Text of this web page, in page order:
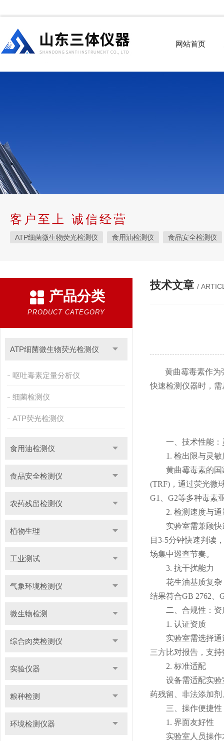
网站首页
客户至上 诚信经营
ATP细菌微生物荧光检测仪 食用油检测仪 食品安全检测仪
产品分类
PRODUCT CATEGORY
ATP细菌微生物荧光检测仪
呕吐毒素定量分析仪
细菌检测仪
ATP荧光检测仪
食用油检测仪
食品安全检测仪
农药残留检测仪
植物生理
工业测试
气象环境检测仪
微生物检测
综合肉类检测仪
实验仪器
粮种检测
环境检测仪器
技术文章 /
黄曲霉毒素作为
快速检测仪器时，
一、技术性能：
1. 检出限与灵敏
黄曲霉毒素的国家
(TRF)，通过荧光微
G1、G2等多种毒素
2. 检测速度与通
实验室需兼顾快速
目3-5分钟快速判读
场集中巡查节奏。
3. 抗干扰能力
花生油基质复杂，
结果符合GB 2762、
二、合规性：资
1. 认证资质
实验室需选择通过
三方比对报告，支
2. 标准适配
设备需适配实验室
药残留、非法添加
三、操作便捷性
1. 界面友好性
实验室人员操作水